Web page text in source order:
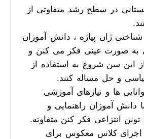
در سطح رشد متفاوتی از
ژان پیاژه ، دانش آموزان
11 سالگی به صورت عینی فکر می کنن و
این سن شروع به استفاده از
و حل مساله کنند.
ها و نیازهای آموزشی
دانش آموزان راهنمایی و
انتزاعی فکر کنن متفاوته.
اجرای کلاس معکوس برای